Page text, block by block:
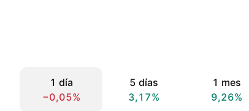
1 día
−0,05%
5 días
3,17%
1 mes
9,26%